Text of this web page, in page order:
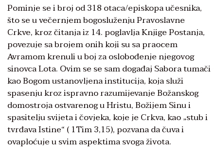
Pominje se i broj od 318 otaca/episkopa učesnika,
što se u večernjem bogosluženju Pravoslavne
Crkve, kroz čitanja iz 14. poglavlja Knjige Postanja,
povezuje sa brojem onih koji su sa praocem
Avramom krenuli u boj za oslobođenje njegovog
sinovca Lota. Ovim se se sam događaj Sabora tumači
kao Bogom ustanovljena institucija, koja služi
spasenju kroz ispravno razumijevanje Božanskog
domostroja ostvarenog u Hristu, Božijem Sinu i
spasitelju svijeta i čovjeka, koje je Crkva, kao „stub i
tvrđava Istine“ ( 1Tim 3,15), pozvana da čuva i
ovaploćuje u svim aspektima svoga života.